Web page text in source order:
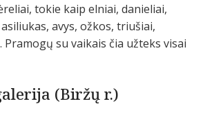
tokie kaip elniai, danieliai,
avys, ožkos, triušiai,
Pramogų su vaikais čia užteks visai
(Biržų r.)